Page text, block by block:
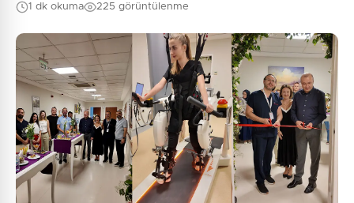
1 dk okuma 225 görüntülenme